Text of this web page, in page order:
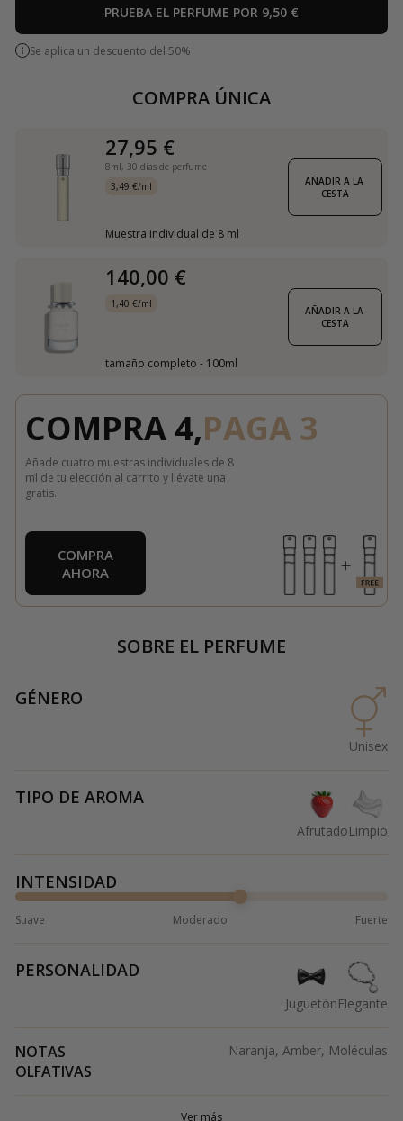
PRUEBA EL PERFUME POR 9,50 €
Se aplica un descuento del 50%
COMPRA ÚNICA
27,95 €
8ml, 30 días de perfume
3,49 €/ml
Muestra individual de 8 ml
AÑADIR A LA
CESTA
140,00 €
1,40 €/ml
tamaño completo - 100ml
AÑADIR A LA
CESTA
COMPRA 4,PAGA 3
Añade cuatro muestras individuales de 8
ml de tu elección al carrito y llévate una
gratis.
COMPRA
AHORA
SOBRE EL PERFUME
GÉNERO
Unisex
TIPO DE AROMA
AfrutadoLimpio
INTENSIDAD
Suave Moderado Fuerte
PERSONALIDAD
JuguetónElegante
NOTAS
OLFATIVAS
Naranja, Amber, Moléculas
Ver más